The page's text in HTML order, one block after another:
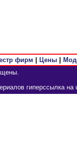
фирм Цены|
гиперссылка на